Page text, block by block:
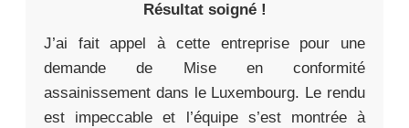
Résultat soigné !
J’ai fait appel à cette entreprise pour une
demande de Mise en conformité
assainissement dans le Luxembourg. Le rendu
est impeccable et l’équipe s’est montrée à